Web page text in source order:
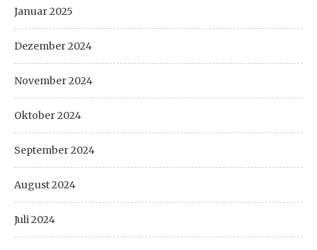
Januar 2025
Dezember 2024
November 2024
Oktober 2024
September 2024
August 2024
Juli 2024